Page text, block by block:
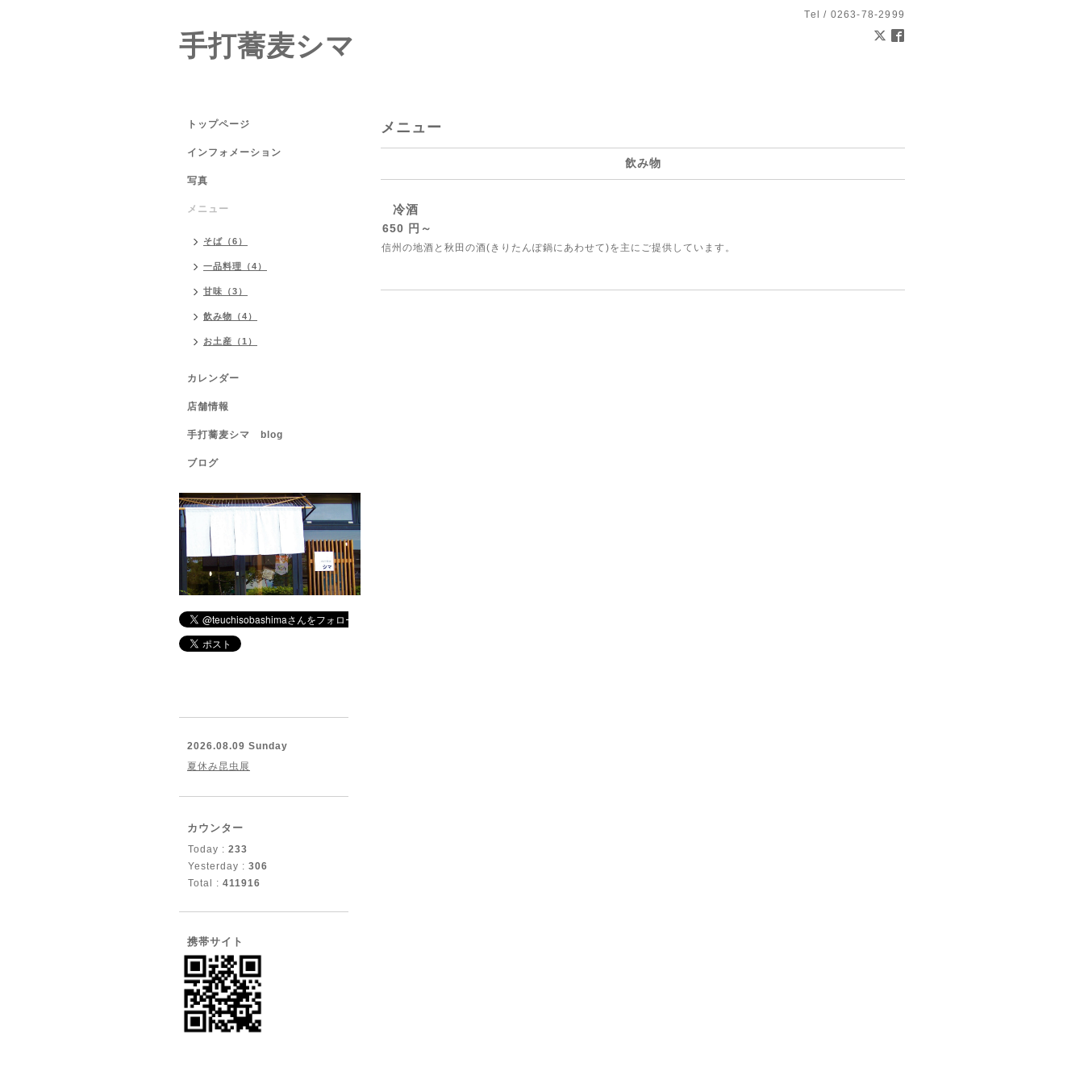
Tel / 0263-78-2999
手打蕎麦シマ
メニュー
飲み物
冷酒
650 円～
信州の地酒と秋田の酒(きりたんぽ鍋にあわせて)を主にご提供しています。
トップページ
インフォメーション
写真
メニュー
そば（6）
一品料理（4）
甘味（3）
飲み物（4）
お土産（1）
カレンダー
店舗情報
手打蕎麦シマ blog
ブログ
2026.08.09 Sunday
夏休み昆虫展
カウンター
Today : 233
Yesterday : 306
Total : 411916
携帯サイト